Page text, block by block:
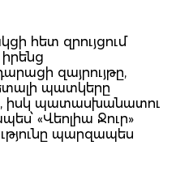
հետ զրույցում
զայրույթը,
պատկերը
իսկ պատասխանատու
«Վեոլիա Ջուր»
պարզապես